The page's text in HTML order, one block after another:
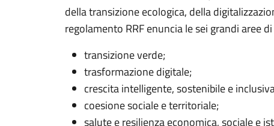
della transizione ecologica, della
regolamento RRF enuncia le sei grandi aree
transizione verde;
trasformazione digitale;
crescita intelligente, sostenibile e
coesione sociale e territoriale;
salute e resilienza economica, sociale e